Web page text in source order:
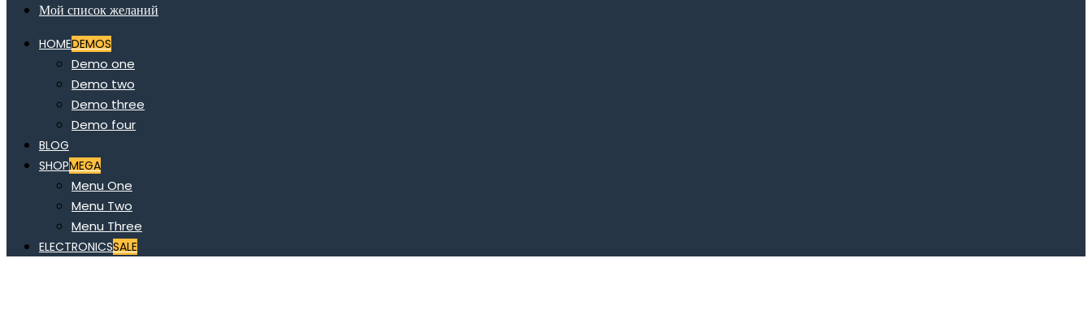
Мой список желаний
HOMEDEMOS
Demo one
Demo two
Demo three
Demo four
BLOG
SHOPMEGA
Menu One
Menu Two
Menu Three
ELECTRONICSSALE